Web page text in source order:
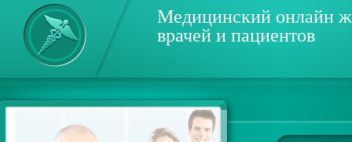
Медицинский онлайн
врачей и пациентов